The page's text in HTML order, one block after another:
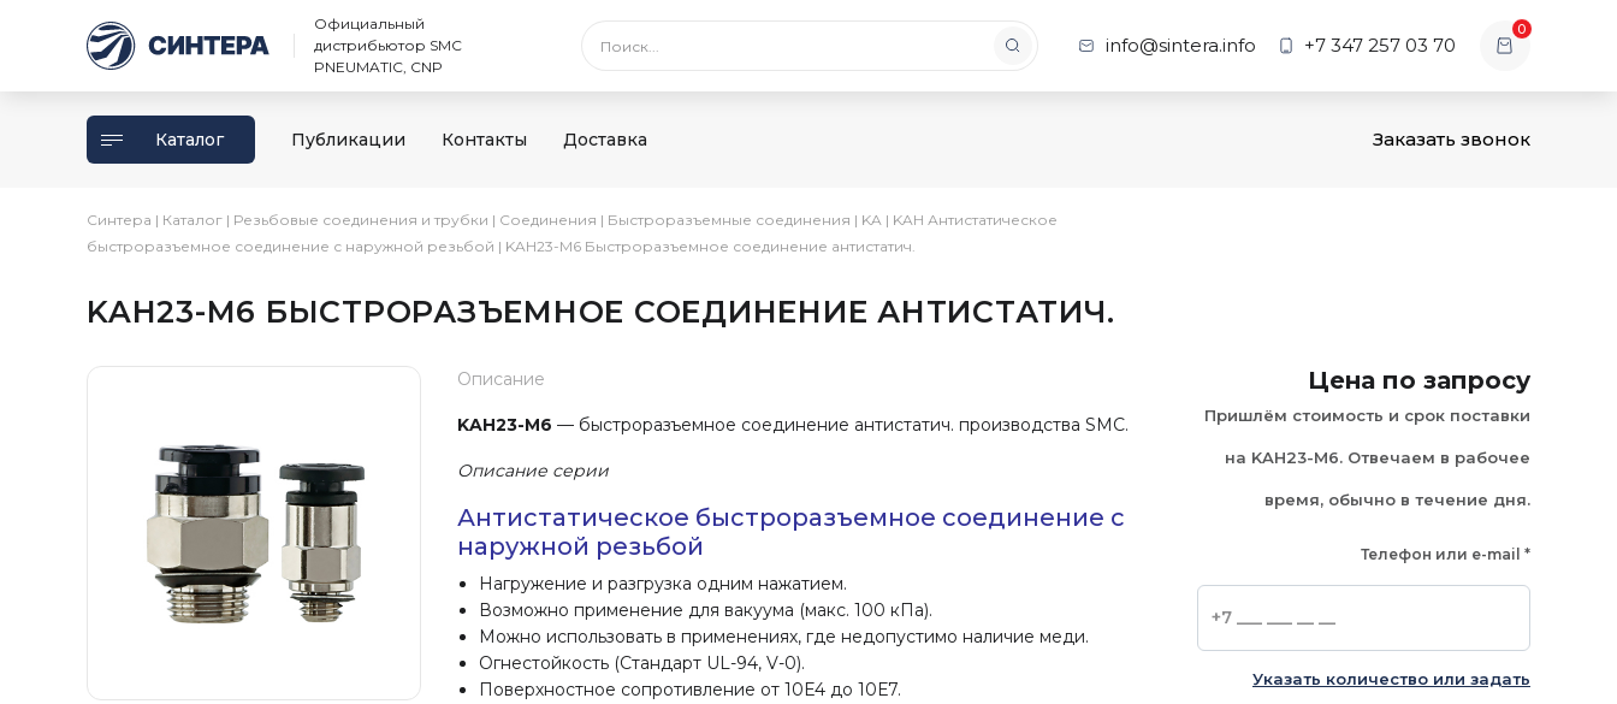
Официальный
дистрибьютор SMC
PNEUMATIC, CNP
info@sintera.info +7 347 257 03 70
0
Каталог Публикации Контакты Доставка Заказать звонок
Синтера | Каталог | Резьбовые соединения и трубки | Соединения | Быстроразъемные соединения | KA | KAH Антистатическое
быстроразъемное соединение с наружной резьбой | KAH23-M6 Быстроразъемное соединение антистатич.
KAH23-M6 БЫСТРОРАЗЪЕМНОЕ СОЕДИНЕНИЕ АНТИСТАТИЧ.
Описание
KAH23-M6 — быстроразъемное соединение антистатич. производства SMC.
Описание серии
Антистатическое быстроразъемное соединение с
наружной резьбой
Нагружение и разгрузка одним нажатием.
Возможно применение для вакуума (макс. 100 кПа).
Можно использовать в применениях, где недопустимо наличие меди.
Огнестойкость (Стандарт UL-94, V-0).
Поверхностное сопротивление от 10Е4 до 10Е7.
Цена по запросу
Пришлём стоимость и срок поставки
на KAH23-M6. Отвечаем в рабочее
время, обычно в течение дня.
Телефон или e-mail *
Указать количество или задать